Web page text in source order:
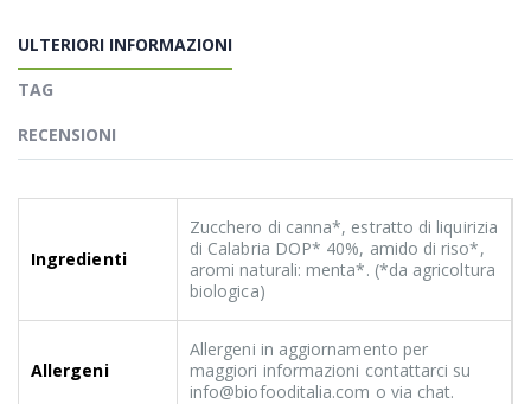
ULTERIORI INFORMAZIONI
TAG
RECENSIONI
Ingredienti
Zucchero di canna*, estratto di liquirizia
di Calabria DOP* 40%, amido di riso*,
aromi naturali: menta*. (*da agricoltura
biologica)
Allergeni
Allergeni in aggiornamento per
maggiori informazioni contattarci su
info@biofooditalia.com o via chat.